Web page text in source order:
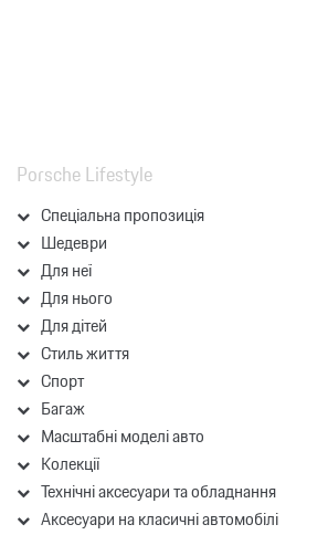
Porsche Lifestyle
Спеціальна пропозиція
Шедеври
Для неї
Для нього
Для дітей
Стиль життя
Спорт
Багаж
Масштабні моделі авто
Колекції
Технічні аксесуари та обладнання
Аксесуари на класичні автомобілі